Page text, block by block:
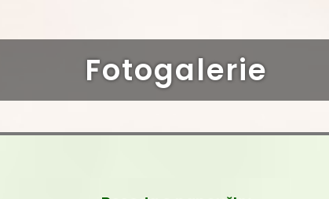
Fotogalerie